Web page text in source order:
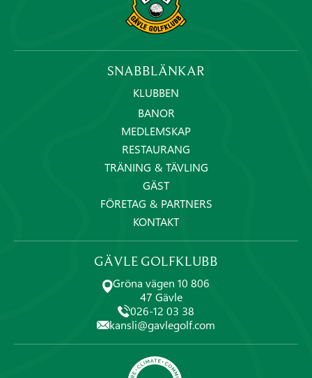
SNABBLÄNKAR
KLUBBEN
BANOR
MEDLEMSKAP
RESTAURANG
TRÄNING & TÄVLING
GÄST
FÖRETAG & PARTNERS
KONTAKT
GÄVLE GOLFKLUBB
Gröna vägen 10 806
47 Gävle
026-12 03 38
kansli@gavlegolf.com